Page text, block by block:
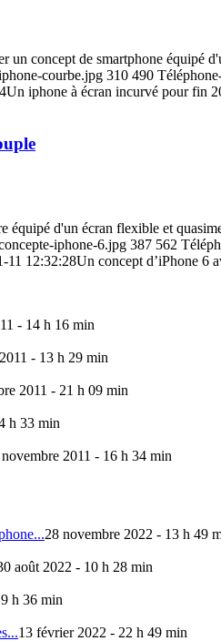
un concept de smartphone
courbe.jpg 310 490
Un iphone à écran incurvé pour fin
d'un écran flexible et
iphone-6.jpg 387 562
11 12:32:28Un concept d’iPhone 6
- 14 h 16 min
- 13 h 29 min
2011 - 21 h 09 min
h 33 min
2011 - 16 h 34 min
28 novembre 2022 - 13 h 49
août 2022 - 10 h 28 min
h 36 min
13 février 2022 - 22 h 49 min